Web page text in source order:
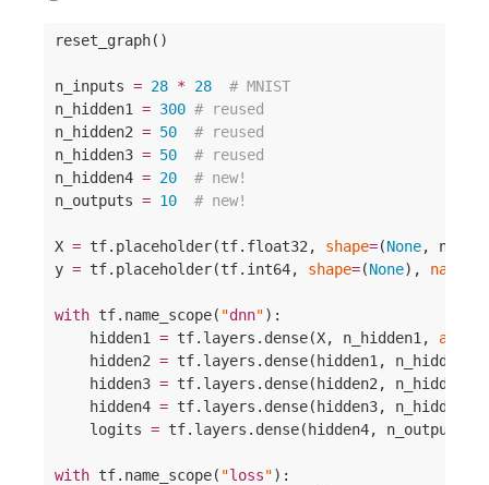
reset_graph()
n_inputs = 28 * 28 # MNIST
n_hidden1 = 300 # reused
n_hidden2 = 50 # reused
n_hidden3 = 50 # reused
n_hidden4 = 20 # new!
n_outputs = 10 # new!
X = tf.placeholder(tf.float32, shape=(None,
y = tf.placeholder(tf.int64, shape=(None), name
with tf.name_scope( "dnn"):
    hidden1
= tf.layers.dense(X, n_hidden1,
    hidden2
= tf.layers.dense(hidden1,
    hidden3
= tf.layers.dense(hidden2,
    hidden4
= tf.layers.dense(hidden3,
    logits
= tf.layers.dense(hidden4, n_outputs,
with tf.name_scope( "loss"):